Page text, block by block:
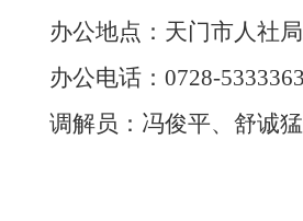
办公地点：天门市人社
办公电话： 0728-
调解员：冯俊平、舒诚猛